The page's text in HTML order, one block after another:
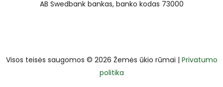
AB Swedbank bankas, banko kodas 73000
Visos teisės saugomos © 2026 Žemės ūkio rūmai | Privatumo
politika